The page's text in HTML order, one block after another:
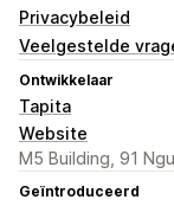
Privacybeleid
Veelgestelde
Ontwikkelaar
Tapita
Website
M5 Building, 91
Geïntroduceerd